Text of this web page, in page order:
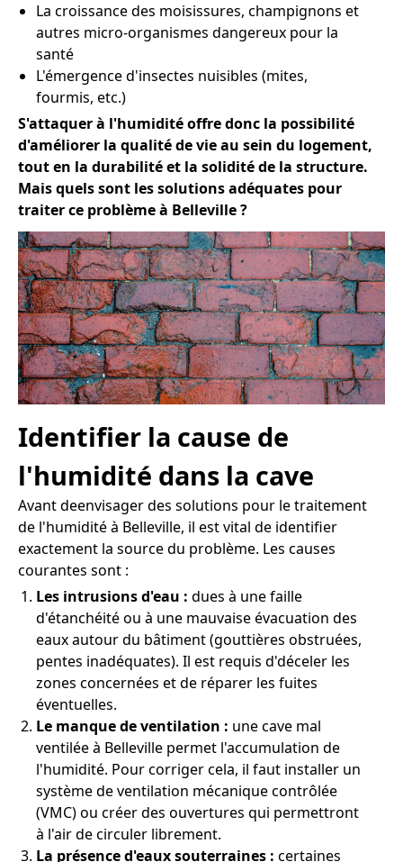
La croissance des moisissures, champignons et
autres micro-organismes dangereux pour la
santé
L'émergence d'insectes nuisibles (mites,
fourmis, etc.)
S'attaquer à l'humidité offre donc la possibilité
d'améliorer la qualité de vie au sein du logement,
tout en la durabilité et la solidité de la structure.
Mais quels sont les solutions adéquates pour
traiter ce problème à Belleville ?
Identifier la cause de
l'humidité dans la cave
Avant deenvisager des solutions pour le traitement
de l'humidité à Belleville, il est vital de identifier
exactement la source du problème. Les causes
courantes sont :
Les intrusions d'eau : dues à une faille
d'étanchéité ou à une mauvaise évacuation des
eaux autour du bâtiment (gouttières obstruées,
pentes inadéquates). Il est requis d'déceler les
zones concernées et de réparer les fuites
éventuelles.
Le manque de ventilation : une cave mal
ventilée à Belleville permet l'accumulation de
l'humidité. Pour corriger cela, il faut installer un
système de ventilation mécanique contrôlée
(VMC) ou créer des ouvertures qui permettront
à l'air de circuler librement.
La présence d'eaux souterraines : certaines